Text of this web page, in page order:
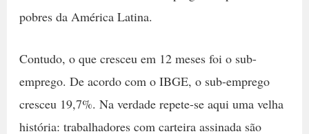
pobres da América Latina.
Contudo, o que cresceu em 12 meses foi o sub-
emprego. De acordo com o IBGE, o sub-emprego
cresceu 19,7%. Na verdade repete-se aqui uma velha
história: trabalhadores com carteira assinada são